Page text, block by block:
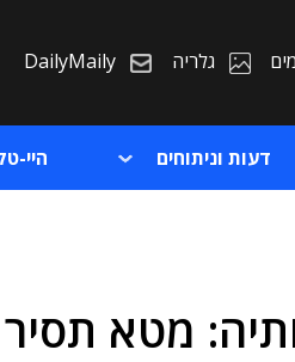
גלריה DailyMaily
דעות וניתוחים היי-
מטא